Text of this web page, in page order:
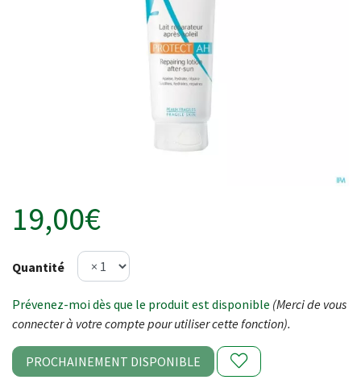
19,00€
Quantité
Prévenez-moi dès que le produit est disponible (Merci de vous
connecter à votre compte pour utiliser cette fonction).
PROCHAINEMENT DISPONIBLE